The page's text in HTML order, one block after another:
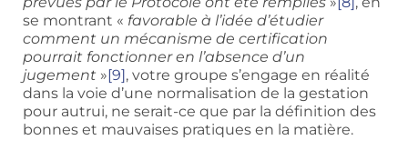
se montrant « favorable à l’idée d’étudier
comment un mécanisme de certification
pourrait fonctionner en l’absence d’un
jugement »[9], votre groupe s’engage en réalité
dans la voie d’une normalisation de la gestation
pour autrui, ne serait-ce que par la définition des
bonnes et mauvaises pratiques en la matière.